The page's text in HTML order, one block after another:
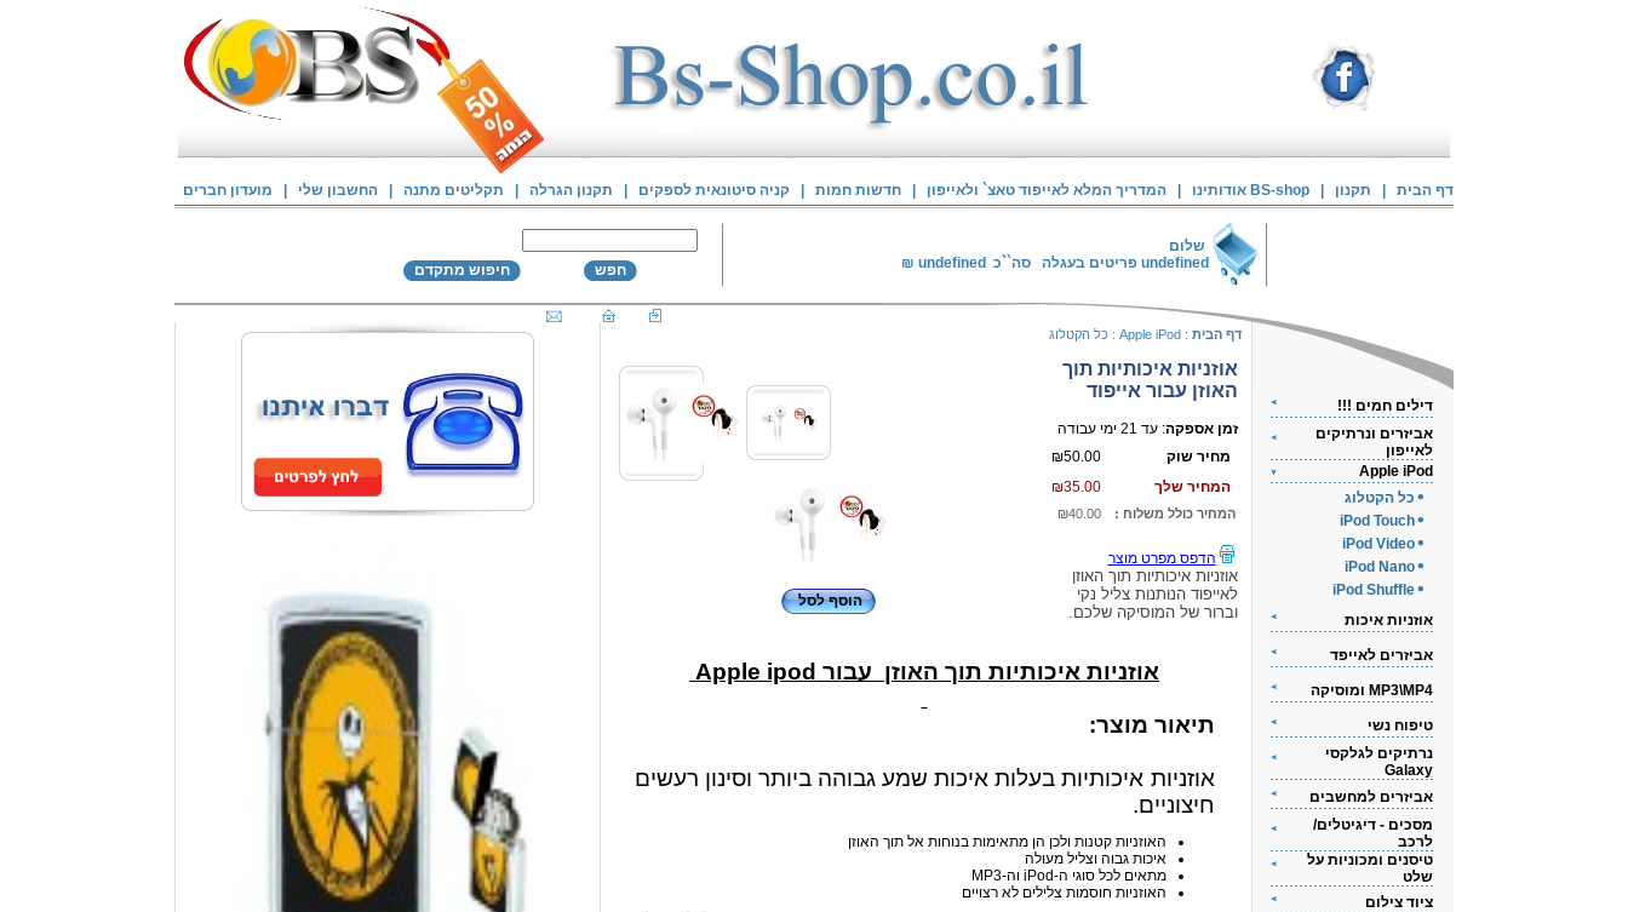
דף הבית תקנון אודותינו BS-shop המדריך המלא לאייפוד טאצ` ולאייפון חדשות חמות קניה סיטונאית לספקים תקנון הגרלה תקליטים מתנה החשבון שלי מועדון חברים
שלום
undefined פריטים בעגלה סה``כ undefined
₪ חפש חיפוש מתקדם
דף הבית :
Apple iPod
:כל הקטלוג
הוסף לסל
אוזניות איכותיות תוך
האוזן עבור אייפוד
זמן אספקה: עד 21 ימי עבודה
₪50.00
מחיר שוק
₪35.00
המחיר שלך
₪40.00 המחיר כולל משלוח :
הדפס מפרט מוצר
אוזניות איכותיות תוך האוזן
לאייפוד הנותנות צליל נקי
וברור של המוסיקה שלכם.
אוזניות איכותיות תוך האוזן עבור Apple ipod
תיאור מוצר:
אוזניות איכותיות בעלות איכות שמע גבוהה ביותר וסינון רעשים
חיצוניים.
האוזניות קטנות ולכן הן מתאימות בנוחות אל תוך האוזן
איכות גבוה וצליל מעולה
מתאים לכל סוגי ה-iPod וה-MP3
האוזניות חוסמות צלילים לא רצויים
דילים חמים !!!
אביזרים ונרתיקים
לאייפון
Apple iPod
כל הקטלוג
iPod Touch
iPod Video
iPod Nano
iPod Shuffle
אוזניות איכות
אביזרים לאייפד
MP3\MP4 ומוסיקה
טיפוח נשי
נרתיקים לגלקסי
Galaxy
אביזרים למחשבים
מסכים - דיגיטלים/
לרכב
טיסנים ומכוניות על
שלט
ציוד צילום